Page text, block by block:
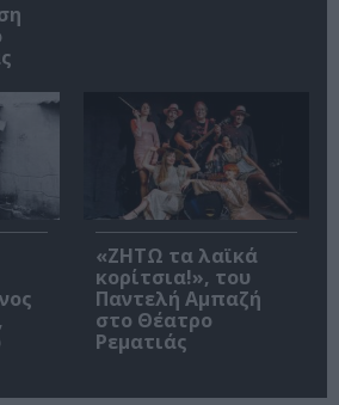
«ΖΗΤΩ τα λαϊκά
κορίτσια!», του
Παντελή Αμπαζή
στο Θέατρο
Ρεματιάς